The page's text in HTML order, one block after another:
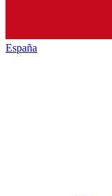
España